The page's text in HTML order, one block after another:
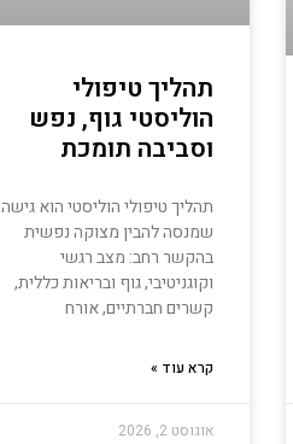
תהליך טיפולי
הוליסטי גוף, נפש
וסביבה תומכת
תהליך טיפולי הוליסטי הוא גישה
שמנסה להבין מצוקה נפשית
בהקשר רחב: מצב רגשי
וקוגניטיבי, גוף ובריאות כללית,
קשרים חברתיים, אורח
קרא עוד »
אוגוסט 2, 2026